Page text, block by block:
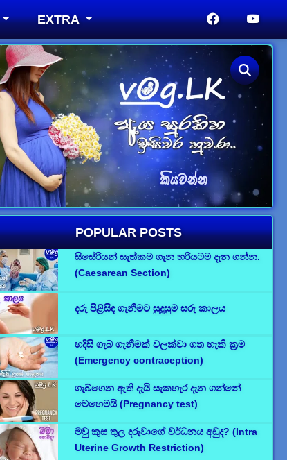
EXTRA
POPULAR POSTS
සිසේරියන් සැත්කම ගැන හරියටම දැන ගන්න.
(Caesarean Section)
දරු පිළිසිඳ ගැනීමට සුදුසුම සරු කාලය
හදිසි ගැබ් ගැනීමක් වලක්වා ගත හැකි ක්‍රම
(Emergency contraception)
ගැබ්ගෙන ඇති දැයි සැකහැර දැන ගන්නේ
මෙහෙමයි (Pregnancy test)
මවු කුස තුල දරුවාගේ වර්ධනය අඩුද? (Intra
Uterine Growth Restriction)